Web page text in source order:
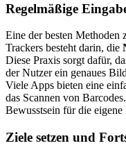
Regelmäßige
Eine der besten Methoden
Trackers besteht darin, die
Diese Praxis sorgt dafür,
der Nutzer ein genaues
Viele Apps bieten eine
das Scannen von
Bewusstsein für die eigene
Ziele setzen und